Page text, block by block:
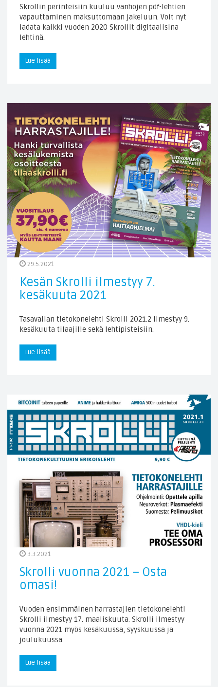
Skrollin perinteisiin kuuluu vanhojen pdf-lehtien
vapauttaminen maksuttomaan jakeluun. Voit nyt
ladata kaikki vuoden 2020 Skrollit digitaalisina
lehtinä.
Lue lisää
29.5.2021
Kesän Skrolli ilmestyy 7.
kesäkuuta 2021
Tasavallan tietokonelehti Skrolli 2021.2 ilmestyy 9.
kesäkuuta tilaajille sekä lehtipisteisiin.
Lue lisää
3.3.2021
Skrolli vuonna 2021 – Osta
omasi!
Vuoden ensimmäinen harrastajien tietokonelehti
Skrolli ilmestyy 17. maaliskuuta. Skrolli ilmestyy
vuonna 2021 myös kesäkuussa, syyskuussa ja
joulukuussa.
Lue lisää